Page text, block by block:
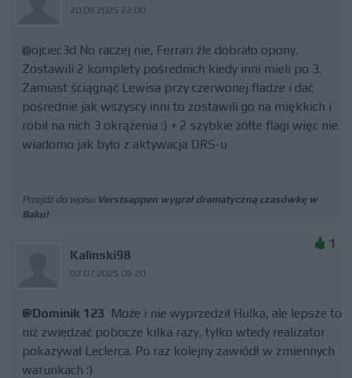
20.09.2025 22:00
@ojciec3d No raczej nie, Ferrari źle dobrało opony.
Zostawili 2 komplety pośrednich kiedy inni mieli po 3.
Zamiast ściągnąć Lewisa przy czerwonej fladze i dać
pośrednie jak wszyscy inni to zostawili go na miękkich i
robił na nich 3 okrążenia :) + 2 szybkie żółte flagi więc nie
wiadomo jak było z aktywacja DRS-u
Przejdź do wpisu Verstsappen wygrał dramatyczną czasówkę w
Baku!
Kalinski98
07.07.2025 09:20
1
@Dominik 123 Może i nie wyprzedził Hulka, ale lepsze to
niż zwiedzać pobocze kilka razy, tylko wtedy realizator
pokazywał Leclerca. Po raz kolejny zawiódł w zmiennych
warunkach :)